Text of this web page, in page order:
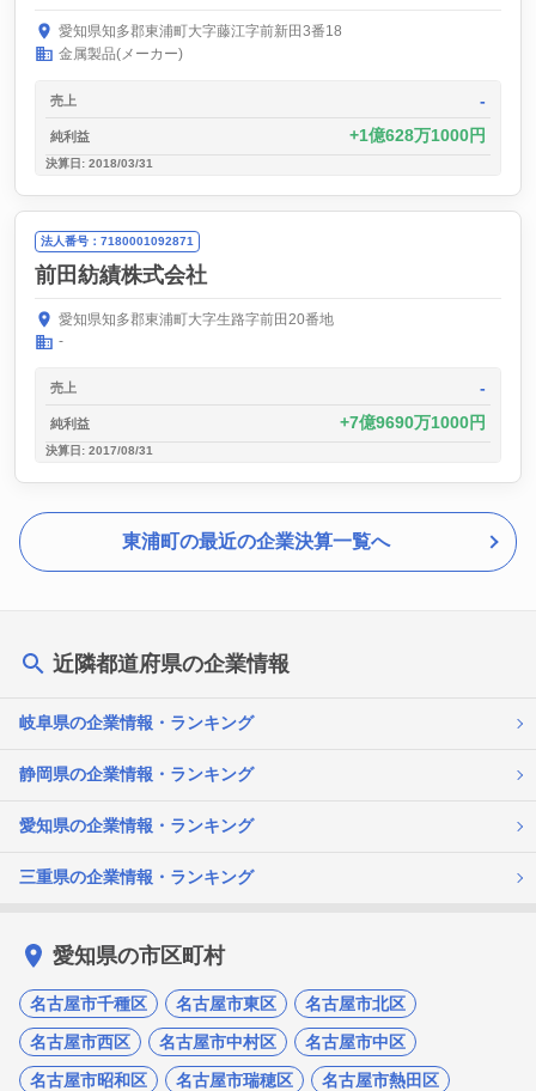
愛知県知多郡東浦町大字藤江字前新田3番18
金属製品(メーカー)
売上 -
純利益 1億628万1000円
決算日: 2018/03/31
法人番号：7180001092871
前田紡績株式会社
愛知県知多郡東浦町大字生路字前田20番地
-
売上 -
純利益 7億9690万1000円
決算日: 2017/08/31
東浦町の最近の企業決算一覧へ
近隣都道府県の企業情報
岐阜県の企業情報・ランキング
静岡県の企業情報・ランキング
愛知県の企業情報・ランキング
三重県の企業情報・ランキング
愛知県の市区町村
名古屋市千種区 名古屋市東区
名古屋市北区
名古屋市西区
名古屋市中村区
名古屋市中区
名古屋市昭和区
名古屋市瑞穂区
名古屋市熱田区